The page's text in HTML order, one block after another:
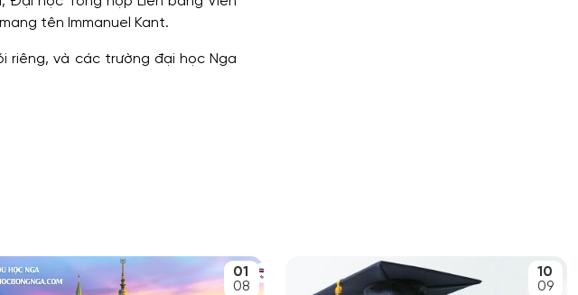
tên Immanuel Kant.
riêng, và các trường đại học Nga
01
08
10
09